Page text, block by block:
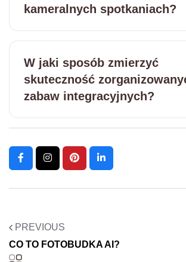
kameralnych spotkaniach?
W jaki sposób zmierzyć
skuteczność
zabaw integracyjnych?
PREVIOUS
CO TO FOTOBUDKA AI?